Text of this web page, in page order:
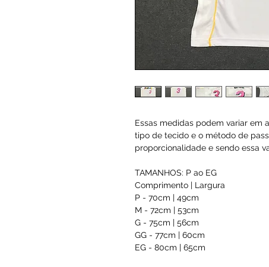
Essas medidas podem variar em
tipo de tecido e o método de
proporcionalidade e sendo essa
TAMANHOS: P ao EG
Comprimento | Largura
P - 70cm | 49cm
M - 72cm | 53cm
G - 75cm | 56cm
GG - 77cm | 60cm
EG - 80cm | 65cm